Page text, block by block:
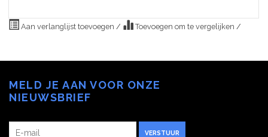
Aan verlanglijst toevoegen / Toevoegen om te vergelijken /
MELD JE AAN VOOR ONZE
NIEUWSBRIEF
VERSTUUR